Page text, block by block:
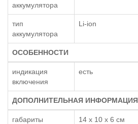
аккумулятора
тип
аккумулятора
Li-ion
ОСОБЕННОСТИ
индикация
включения
есть
ДОПОЛНИТЕЛЬНАЯ ИНФОРМАЦИЯ
габариты
14 x 10 x 6 см